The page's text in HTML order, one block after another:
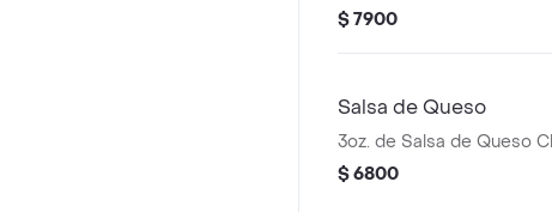
$ 7900
Salsa de Queso
3oz. de Salsa de Queso
$ 6800